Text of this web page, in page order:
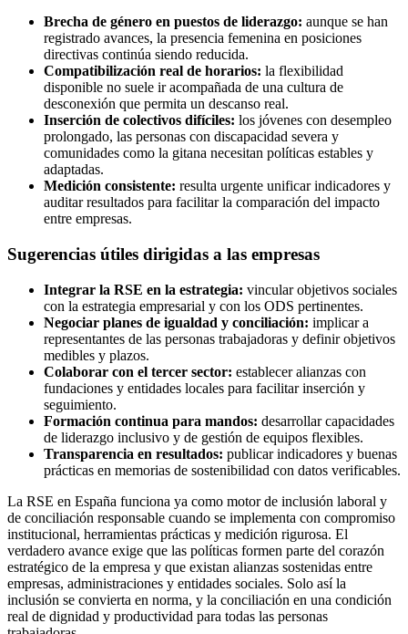
Brecha de género en puestos de liderazgo: aunque se han
registrado avances, la presencia femenina en posiciones
directivas continúa siendo reducida.
Compatibilización real de horarios: la flexibilidad
disponible no suele ir acompañada de una cultura de
desconexión que permita un descanso real.
Inserción de colectivos difíciles: los jóvenes con desempleo
prolongado, las personas con discapacidad severa y
comunidades como la gitana necesitan políticas estables y
adaptadas.
Medición consistente: resulta urgente unificar indicadores y
auditar resultados para facilitar la comparación del impacto
entre empresas.
Sugerencias útiles dirigidas a las empresas
Integrar la RSE en la estrategia: vincular objetivos sociales
con la estrategia empresarial y con los ODS pertinentes.
Negociar planes de igualdad y conciliación: implicar a
representantes de las personas trabajadoras y definir objetivos
medibles y plazos.
Colaborar con el tercer sector: establecer alianzas con
fundaciones y entidades locales para facilitar inserción y
seguimiento.
Formación continua para mandos: desarrollar capacidades
de liderazgo inclusivo y de gestión de equipos flexibles.
Transparencia en resultados: publicar indicadores y buenas
prácticas en memorias de sostenibilidad con datos verificables.
La RSE en España funciona ya como motor de inclusión laboral y
de conciliación responsable cuando se implementa con compromiso
institucional, herramientas prácticas y medición rigurosa. El
verdadero avance exige que las políticas formen parte del corazón
estratégico de la empresa y que existan alianzas sostenidas entre
empresas, administraciones y entidades sociales. Solo así la
inclusión se convierta en norma, y la conciliación en una condición
real de dignidad y productividad para todas las personas